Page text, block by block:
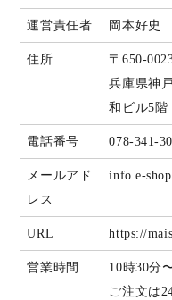
運営責任者 岡本好史
住所
〒650-
兵庫県神
和ビル5階
電話番号 078-341-
メールアド
レス
info.e-
URL https://
営業時間
10時30分
ご注文は